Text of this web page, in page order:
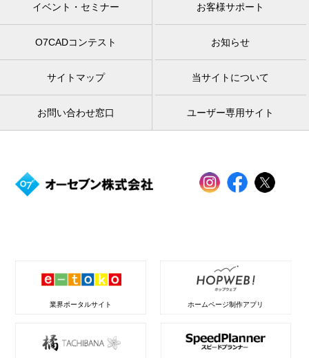
イベント・セミナー お客様サポート
O7CADコンテスト お知らせ
サイトマップ 当サイトについて
お問い合わせ窓口 ユーザー専用サイト
業界ポータルサイト ホームページ制作アプリ